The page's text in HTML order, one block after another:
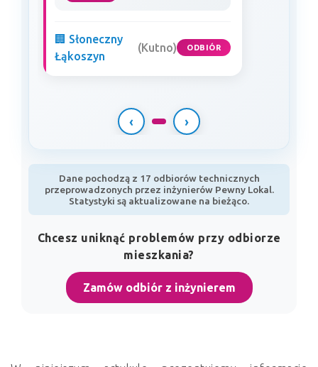
🏢 Słoneczny
Łąkoszyn
(Kutno) ODBIÓR
‹ ›
Dane pochodzą z 17 odbiorów technicznych
przeprowadzonych przez inżynierów Pewny Lokal.
Statystyki są aktualizowane na bieżąco.
Chcesz uniknąć problemów przy odbiorze
mieszkania?
Zamów odbiór z inżynierem